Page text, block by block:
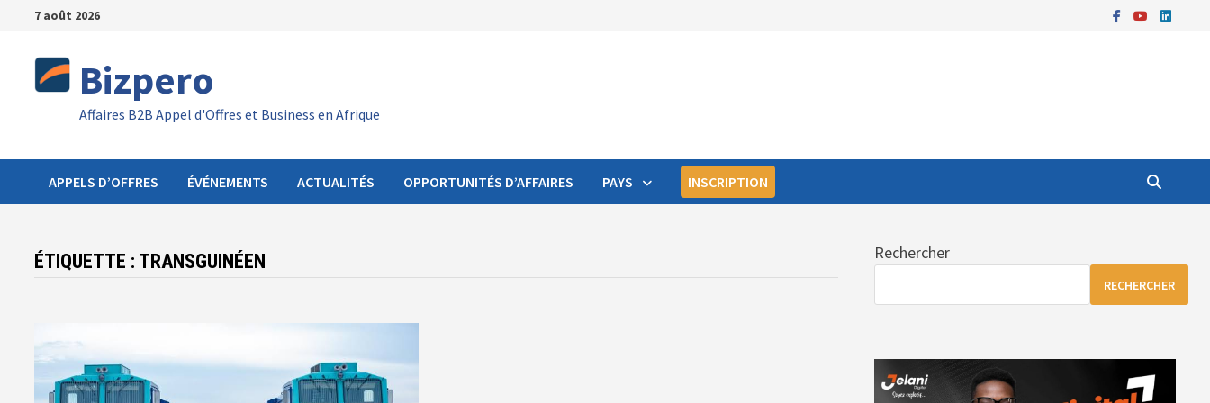
Passer
contenu
7 août 2026
Bizpero
Affaires B2B Appel d'Offres et Business en Afrique
APPELS D’OFFRES ÉVÉNEMENTS ACTUALITÉS OPPORTUNITÉS D’AFFAIRES PAYS INSCRIPTION
ÉTIQUETTE : TRANSGUINÉEN Rechercher
RECHERCHER